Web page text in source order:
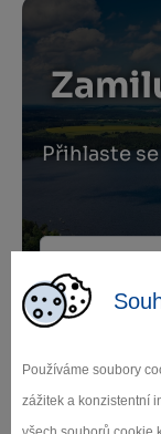
Používáme soubory
zážitek a konzistentní
Přihlaste
Záleží nám na